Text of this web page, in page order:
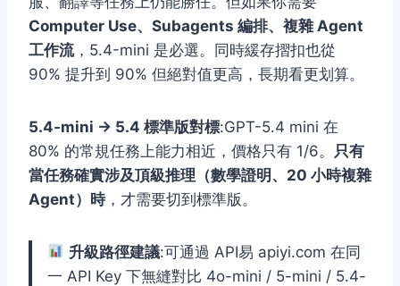
Computer Use、Subagents 編排、複雜 Agent
工作流，5.4-mini 是必選。同時緩存摺扣也從
90% 提升到 90% 但絕對值更高，長期看更划算。
5.4-mini → 5.4 標準版對標:GPT-5.4 mini 在
80% 的常規任務上能力相近，價格只有 1/6。 只有
當任務確實涉及頂級推理（數學證明、20 小時複雜
Agent）時，才需要切到標準版。
升級路徑建議:可通過 API易 apiyi.com 在同
一 API Key 下無縫對比 4o-mini / 5-mini / 5.4-